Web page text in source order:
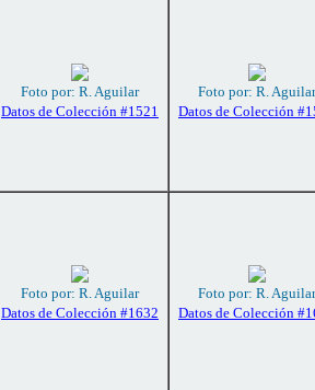
Foto por: R. Aguilar
Datos de Colección #1521
Foto por: R. Aguilar
Datos de Colección
Foto por: R. Aguilar
Datos de Colección #1632
Foto por: R. Aguilar
Datos de Colección